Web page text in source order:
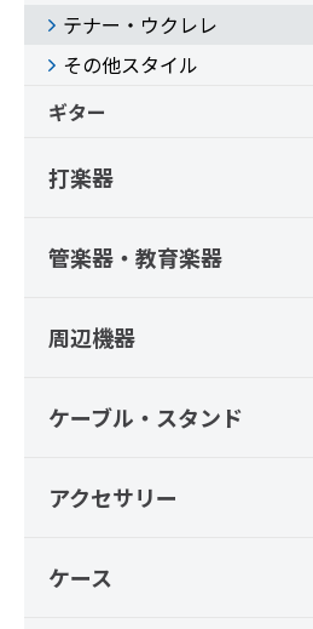
テナー・ウクレレ
その他スタイル
ギター
打楽器
管楽器・教育楽器
周辺機器
ケーブル・スタンド
アクセサリー
ケース